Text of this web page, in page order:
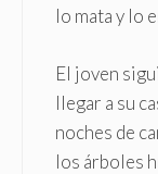
lo mata y lo
El joven
llegar a su
noches de
los árboles